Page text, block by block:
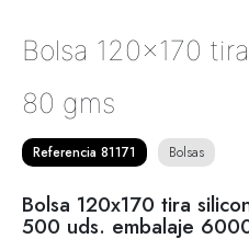
Bolsa 120x170
80 gms
Referencia 81171 Bolsas
Bolsa 120x170 tira
500 uds. embalaje